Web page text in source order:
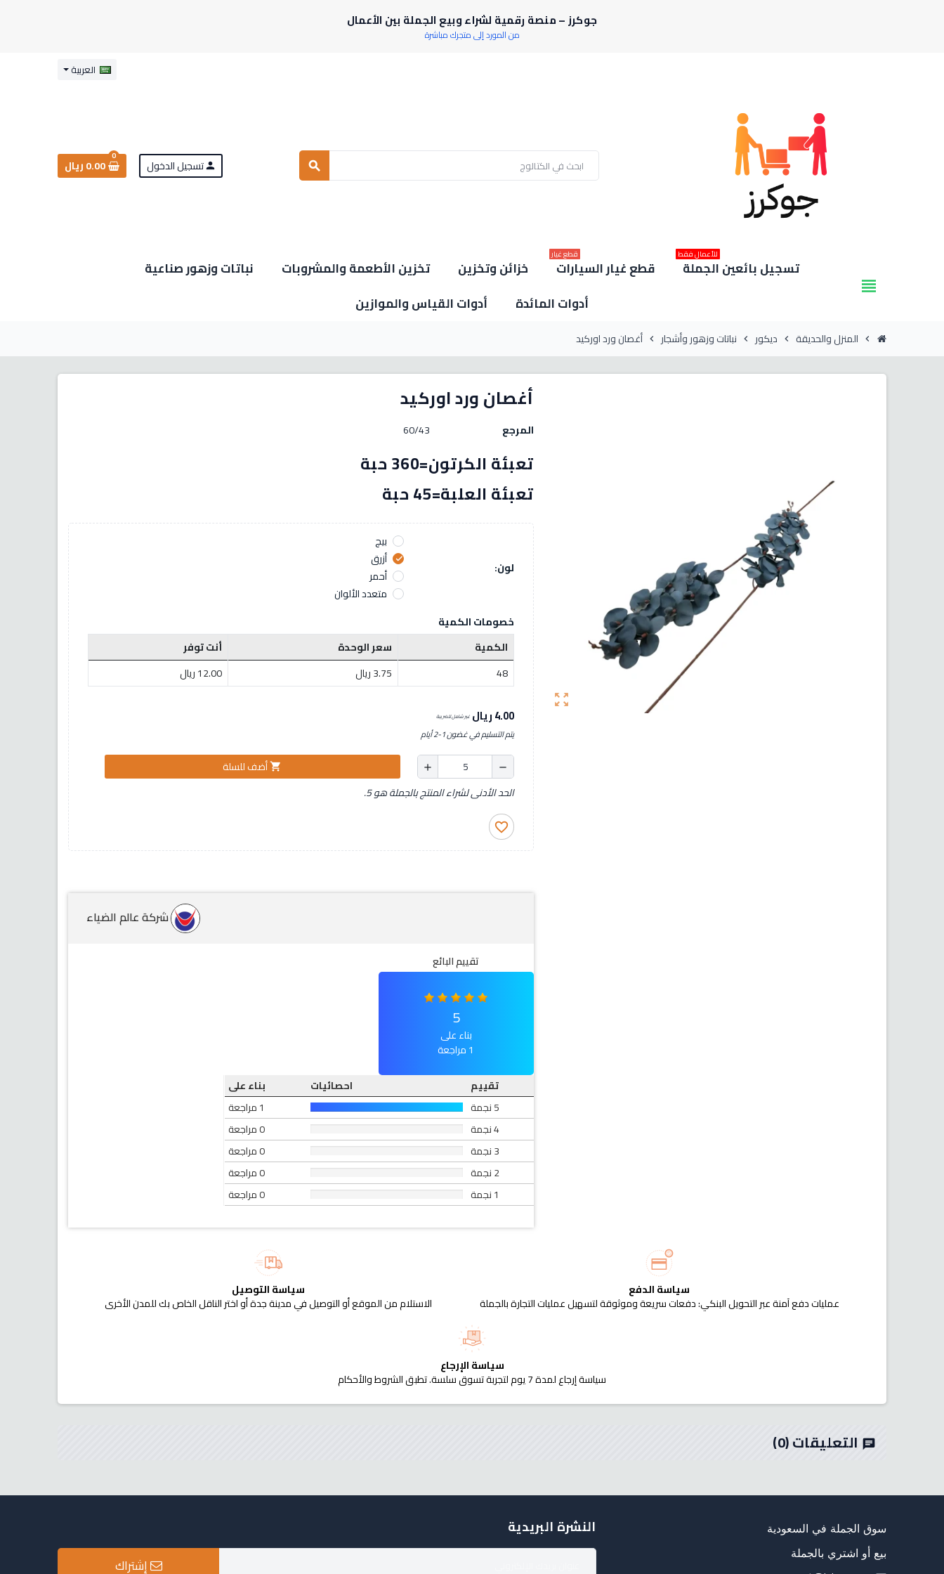
جوكرز – منصة رقمية لشراء وبيع الجملة بين الأعمال
من المورد إلى متجرك مباشرة
العربية
search
person تسجيل الدخول
0
0.00 ريال
view_headline
تسجيل بائعين الجملة
للأعمال فقط
قطع غيار السيارات
قطع غيار
خزائن وتخزين تخزين الأطعمة والمشروبات
نباتات وزهور صناعية
أدوات المائدة
أدوات القياس والموازين
chevron_right المنزل والحديقة chevron_right ديكور chevron_right نباتات وزهور وأشجار chevron_right أغصان ورد اوركيد
zoom_out_map
أغصان ورد اوركيد
المرجع 60/43
تعبئة الكرتون=360 حبة
تعبئة العلبة=45 حبة
لون:
بيج
check
أزرق
أحمر
متعدد الألوان
خصومات الكمية
الكمية
سعر الوحدة
أنت توفر
48
3.75 ريال 12.00 ريال
4.00 ريال غير شامل للضريبة
يتم التسليم في غضون 1-2 أيام
remove
add
shopping_cartأضف للسلة
الحد الأدنى لشراء المنتج بالجملة هو 5.
favorite_border
شركة عالم الضياء
تقييم البائع
5
بناء على
1 مراجعة
تقييم
احصائيات
بناء على
5 نجمة
1 مراجعة
4 نجمة
0 مراجعة
3 نجمة
0 مراجعة
2 نجمة
0 مراجعة
1 نجمة
0 مراجعة
سياسة الدفع
عمليات دفع آمنة عبر التحويل البنكي: دفعات سريعة وموثوقة لتسهيل عمليات التجارة بالجملة
سياسة التوصيل
الاستلام من الموقع أو التوصيل في مدينة جدة أو اختر الناقل الخاص بك للمدن الأخرى
سياسة الإرجاع
سياسة إرجاع لمدة 7 يوم لتجربة تسوق سلسة. تطبق الشروط والأحكام
chat التعليقات(0)
سوق الجملة في السعودية
بيع أو اشتري بالجملة
النشرة البريدية
إشتراك